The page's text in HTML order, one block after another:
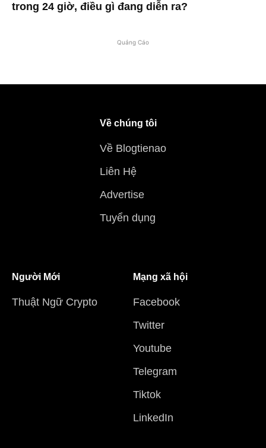
trong 24 giờ, điều gì đang diễn ra?
Quảng Cáo
Về chúng tôi
Về Blogtienao
Liên Hệ
Advertise
Tuyển dụng
Người Mới
Thuật Ngữ Crypto
Mạng xã hội
Facebook
Twitter
Youtube
Telegram
Tiktok
LinkedIn